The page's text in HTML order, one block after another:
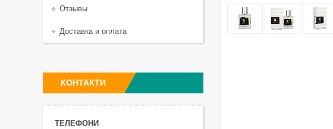
Отзывы
Доставка и оплата
КОНТАКТИ